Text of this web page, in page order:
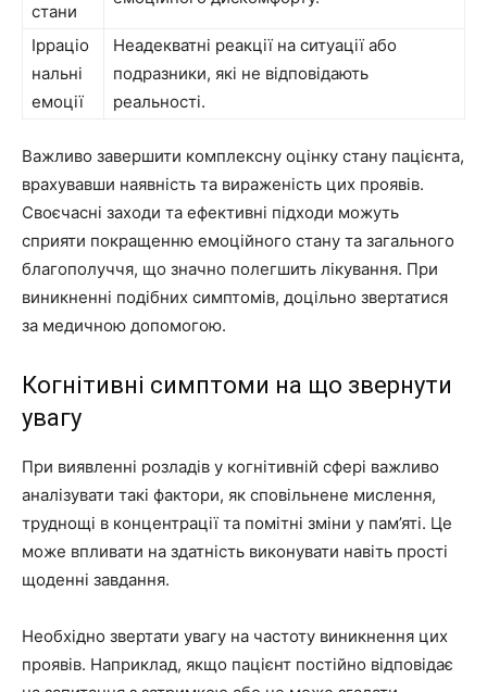
стани
Ірраціо
нальні
емоції
Неадекватні реакції на ситуації або
подразники, які не відповідають
реальності.
Важливо завершити комплексну оцінку стану пацієнта,
врахувавши наявність та вираженість цих проявів.
Своєчасні заходи та ефективні підходи можуть
сприяти покращенню емоційного стану та загального
благополуччя, що значно полегшить лікування. При
виникненні подібних симптомів, доцільно звертатися
за медичною допомогою.
Когнітивні симптоми на що звернути
увагу
При виявленні розладів у когнітивній сфері важливо
аналізувати такі фактори, як сповільнене мислення,
труднощі в концентрації та помітні зміни у пам’яті. Це
може впливати на здатність виконувати навіть прості
щоденні завдання.
Необхідно звертати увагу на частоту виникнення цих
проявів. Наприклад, якщо пацієнт постійно відповідає